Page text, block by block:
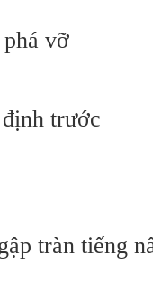
vỡ
trước
tràn tiếng